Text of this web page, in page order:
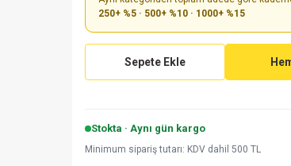
250+ %5 · 500+ %10 · 1000+ %15
Sepete Ekle
Stokta · Aynı gün kargo
Minimum sipariş tutarı: KDV dahil 500 TL